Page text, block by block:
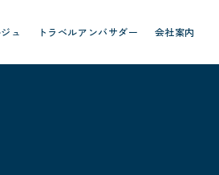
ュ トラベルアンバサダー 会社案内